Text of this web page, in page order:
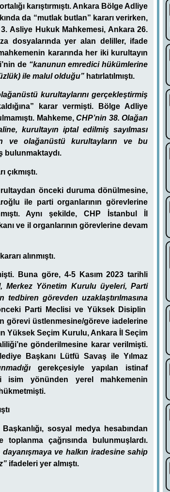
karıştırmıştı. Ankara Bölge Adliye
da “mutlak butlan” kararı verirken,
3. Asliye Hukuk Mahkemesi, Ankara 26.
dosyalarında yer alan deliller, ifade
kararında her iki kurultayın
de “kanunun emredici hükümlerine
ile malul olduğu”hatırlatılmıştı.
kurultaylarını gerçekleştirmiş
karar vermişti. Bölge Adliye
Mahkeme,CHP’nin 38. Olağan
kurultayın iptal edilmiş sayılması
ve olağanüstü kurultayların ve bu
bulunmaktaydı.
çıkmıştı.
önceki duruma dönülmesine,
ile parti organlarının görevlerine
Aynı şekilde, CHP İstanbul İl
ve il organlarının görevlerine devam
kararı alınmıştı.
Buna göre, 4-5 Kasım 2023 tarihli
Merkez Yönetim Kurulu üyeleri, Parti
görevden uzaklaştırılmasına
Parti Meclisi ve Yüksek Disiplin
görevi üstlenmesine/göreve iadelerine
Yüksek Seçim Kurulu, Ankara İl Seçim
gönderilmesine karar verilmişti.
Başkanı Lütfü Savaş ile Yılmaz
gerekçesiyle yapılan istinaf
isim yönünden yerel mahkemenin
sosyal medya hesabından
çağrısında bulunmuşlardı.
ve halkın iradesine sahip
ifadeleri yer almıştı.